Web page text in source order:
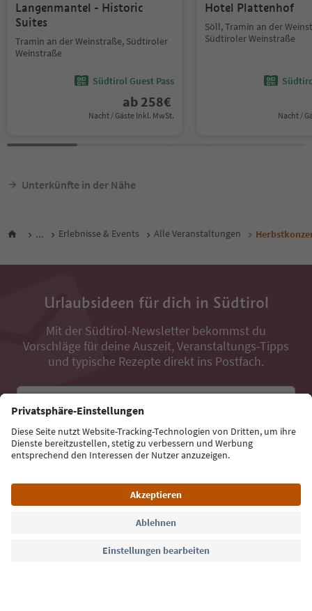
Langenmantel - Historic
Suites
Tramin an der Weinstraße, Südtiroler
Weinstraße
Südtirol Guest Pass
ab 258€
Nacht / Gäste Inkl. MwSt.
Hotel Plattenhof
Söll, Tramin an der
Südtiroler Weinstraße
Nacht /
Unterkünfte in der Nähe
... Erlebnisse & Events Alle Veranstaltungen
Urlaubsideen für dich in Südtirol
Mit der Südtirol-Newsletter bekommst du
Vorschläge für deine Auszeit, Veranstaltungs-Tipps
und typische Rezepte direkt ins Postfach.
Jetzt anmelden